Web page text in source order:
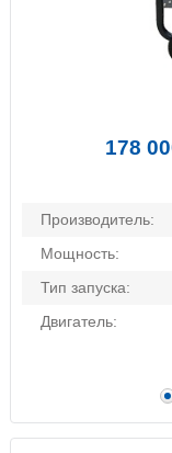
Производитель:
Мощность:
Тип запуска:
Двигатель:
178